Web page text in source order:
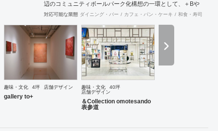
辺のコミュニティボールパーク化構想の一環として、＋Bや
THEBAYS等の空間群のデザインにも参画。各種クリエイタ
を目的ではなく手段と捉えておりますが、初めての事にチャ
レンジする方々から御相談頂く事も多く、設計に入る前の構
想段階のコンサルティングからデザイン・設計監理までを一
貫して手掛けることもできます。
対応可能な業態 ダイニング・バー カフェ・パン・ケーキ 和食・寿司
趣味・文化 4坪 店舗デザイン
gallery to+
趣味・文化
40坪
店舗デザイン
＆Collection omotesando
表参道